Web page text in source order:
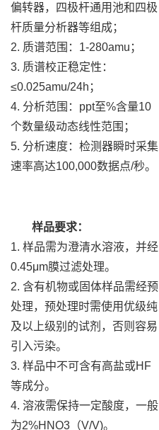
偏转器，四极杆通用池和四极
杆质量分析器等组成；
2. 质谱范围：1-280amu；
3. 质谱校正稳定性：
≤0.025amu/24h；
4. 分析范围：ppt至%含量10
个数量级动态线性范围；
5. 分析速度：检测器瞬时采集
速率高达100,000数据点/秒。
样品要求：
1. 样品需为澄清水溶液，并经
0.45μm膜过滤处理。
2. 含有机物或固体样品需经预
处理，预处理时需使用优级纯
及以上级别的试剂，否则容易
引入污染。
3. 样品中不可含有高盐或HF
等成分。
4. 溶液需保持一定酸度，一般
为2%HNO3（V/V)。